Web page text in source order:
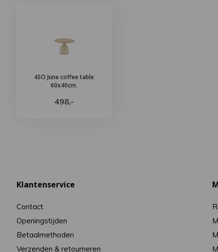
4SO June coffee table
60x40cm.
498,-
Klantenservice
Contact
Openingstijden
Betaalmethoden
Verzenden & retourneren